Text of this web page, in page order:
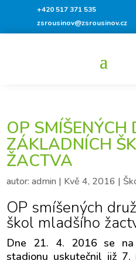
+420 517 371 535
zsrousinov@zsrousinov.cz
OP SMÍŠENÝCH
ZÁKLADNÍCH
ŽACTVA
autor:admin | Kvě 4, 2016 |
OP smíšených
škol mladšího
Dne 21. 4. 2016 se na
stadionu uskutečnil již 7.